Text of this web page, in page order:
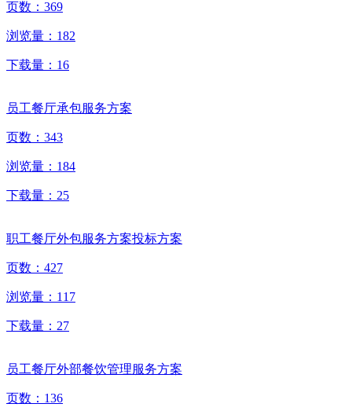
页数： 369
浏览量： 182
下载量： 16
员工餐厅承包服务方案
页数： 343
浏览量： 184
下载量： 25
职工餐厅外包服务方案投标方案
页数： 427
浏览量： 117
下载量： 27
员工餐厅外部餐饮管理服务方案
页数： 136